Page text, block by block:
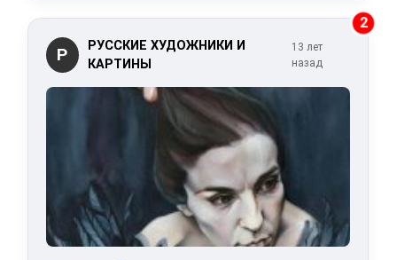
2
Р
РУССКИЕ ХУДОЖНИКИ И
КАРТИНЫ
13 лет
назад